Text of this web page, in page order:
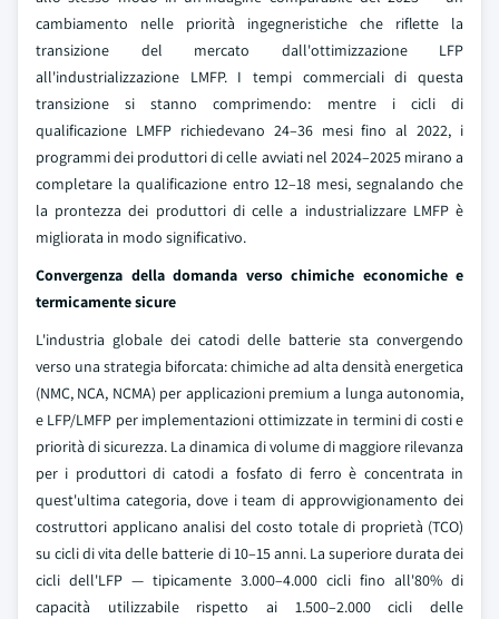
cambiamento nelle priorità ingegneristiche che riflette la
transizione del mercato dall'ottimizzazione LFP
all'industrializzazione LMFP. I tempi commerciali di questa
transizione si stanno comprimendo: mentre i cicli di
qualificazione LMFP richiedevano 24–36 mesi fino al 2022, i
programmi dei produttori di celle avviati nel 2024–2025 mirano a
completare la qualificazione entro 12–18 mesi, segnalando che
la prontezza dei produttori di celle a industrializzare LMFP è
migliorata in modo significativo.
Convergenza della domanda verso chimiche economiche e
termicamente sicure
L'industria globale dei catodi delle batterie sta convergendo
verso una strategia biforcata: chimiche ad alta densità energetica
(NMC, NCA, NCMA) per applicazioni premium a lunga autonomia,
e LFP/LMFP per implementazioni ottimizzate in termini di costi e
priorità di sicurezza. La dinamica di volume di maggiore rilevanza
per i produttori di catodi a fosfato di ferro è concentrata in
quest'ultima categoria, dove i team di approvvigionamento dei
costruttori applicano analisi del costo totale di proprietà (TCO)
su cicli di vita delle batterie di 10–15 anni. La superiore durata dei
cicli dell'LFP — tipicamente 3.000–4.000 cicli fino all'80% di
capacità utilizzabile rispetto ai 1.500–2.000 cicli delle